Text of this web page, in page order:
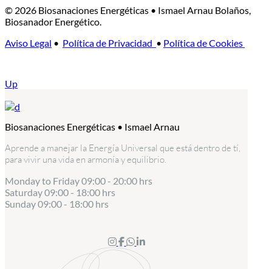
© 2026 Biosanaciones Energéticas • Ismael Arnau Bolaños,
Biosanador Energético.
Aviso Legal • Política de Privacidad • Política de Cookies
Up
Biosanaciones Energéticas • Ismael Arnau
Aprende a manejar la Energía Universal que está dentro de tí,
para vivir una vida en armonía y equilibrio.
Monday to Friday09:00 - 20:00 hrs
Saturday09:00 - 18:00 hrs
Sunday09:00 - 18:00 hrs